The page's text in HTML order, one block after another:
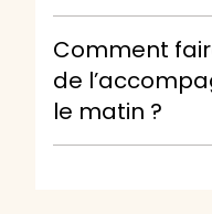
Comment
de
le matin ?